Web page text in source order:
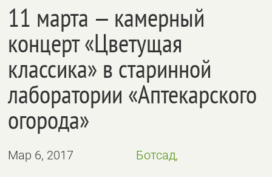
11 марта — камерный
концерт «Цветущая
классика» в старинной
лаборатории «Аптекарского
огорода»
Мар 6, 2017 Ботсад,